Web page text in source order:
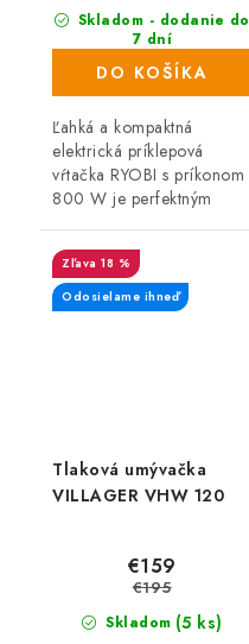
Skladom - dodanie do
7 dní
(448 ks)
DO KOŠÍKA
Ľahká a kompaktná
elektrická príklepová
vŕtačka RYOBI s príkonom
800 W je perfektným
domácich majstrov a
remeselníkov. Dodávaná v
plastovom kufri.
Tlaková umývačka
VILLAGER VHW 120
18 %
Odosielame ihneď
Skladom (5 ks)
€159
€195